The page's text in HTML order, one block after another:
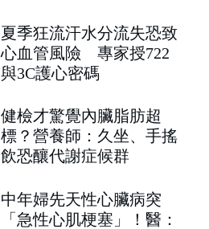
夏季狂流汗水分流失恐致
心血管風險 專家授722
與3C護心密碼
健檢才驚覺內臟脂肪超
標？營養師：久坐、手搖
飲恐釀代謝症候群
中年婦先天性心臟病突
「急性心肌梗塞」！醫：